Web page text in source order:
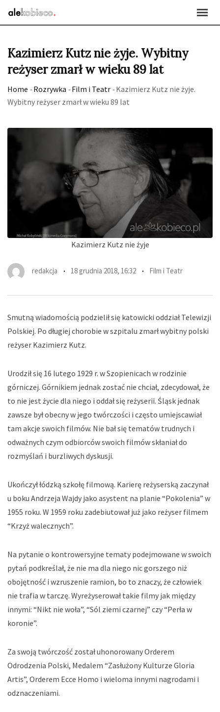
Kazimierz Kutz nie żyje. Wybitny
reżyser zmarł w wieku 89 lat
Home -Rozrywka -Film i Teatr -Kazimierz Kutz nie żyje.
Wybitny reżyser zmarł w wieku 89 lat
Kazimierz Kutz nie żyje
redakcja 18 grudnia 2018, 16:32 Film i Teatr
Smutną wiadomością podzielił się katowicki oddział Telewizji
Polskiej. Po długiej chorobie w szpitalu zmarł wybitny polski
reżyser Kazimierz Kutz.
Urodził się 16 lutego 1929 r. w Szopienicach w rodzinie
górniczej. Górnikiem jednak zostać nie chciał, zdecydował, że
to nie jest życie dla niego i oddał się reżyserii. Śląsk jednak
zawsze był obecny w jego twórczości i często umiejscawiał
tam akcje swoich filmów. Nie bał się tematów trudnych i
odważnych czym odbiorców swoich filmów skłaniał do
rozmyślań i burzliwych dyskusji.
Ukończył łódzką szkołę filmową. Karierę reżyserską zaczynał
u boku Andrzeja Wajdy jako asystent na planie “Pokolenia” w
1955 roku. W 1959 roku zadebiutował już jako reżyser filmem
“Krzyż walecznych”.
Na pytanie o kontrowersyjne tematy podejmowane w swoich
pytań podkreślał, że nie ma dla niego nic gorszego niż
obojętność i wzruszenie ramion, bo to znaczy, że człowiek
nie trafia w tarczę. Wyreżyserował takie filmy jak między
innymi: “Nikt nie woła”, “Sól ziemi czarnej” czy “Perła w
koronie”.
Za swoją twórczość został uhonorowany Orderem
Odrodzenia Polski, Medalem “Zasłużony Kulturze Gloria
Artis”, Orderem Ecce Homo i wieloma innymi nagrodami i
odznaczeniami.